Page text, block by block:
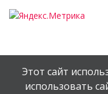
© Орехово-
Этот сайт
использовать